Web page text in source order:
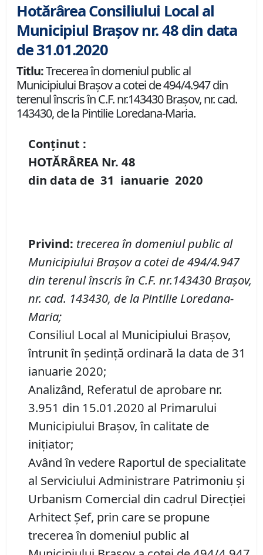
Hotărârea Consiliului Local al
Municipiul Brașov nr. 48 din data
de 31.01.2020
Titlu:Trecerea în domeniul public al
Municipiului Braşov a cotei de 494/4.947 din
terenul înscris în C.F. nr.143430 Brașov, nr. cad.
143430, de la Pintilie Loredana-Maria.
Conținut :
HOTĂRÂREA Nr. 48
din data de 31 ianuarie 2020
Privind: trecerea în domeniul public al
Municipiului Braşov a cotei de 494/4.947
din terenul înscris în C.F. nr.143430 Brașov,
nr. cad. 143430, de la Pintilie Loredana-
Maria;
Consiliul Local al Municipiului Brașov,
întrunit în ședință ordinară la data de 31
ianuarie 2020;
Analizând, Referatul de aprobare nr.
3.951 din 15.01.2020 al Primarului
Municipiului Brașov, în calitate de
inițiator;
Având în vedere Raportul de specialitate
al Serviciului Administrare Patrimoniu şi
Urbanism Comercial din cadrul Direcției
Arhitect Șef, prin care se propune
trecerea în domeniul public al